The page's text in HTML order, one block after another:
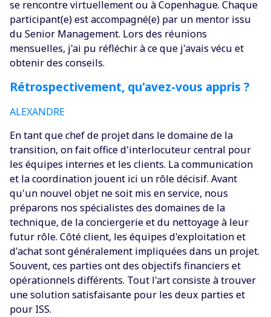
se rencontre virtuellement ou à Copenhague. Chaque
participant(e) est accompagné(e) par un mentor issu
du Senior Management. Lors des réunions
mensuelles, j'ai pu réfléchir à ce que j'avais vécu et
obtenir des conseils.
Rétrospectivement, qu'avez-vous appris ?
ALEXANDRE
‍En tant que chef de projet dans le domaine de la
transition, on fait office d'interlocuteur central pour
les équipes internes et les clients. La communication
et la coordination jouent ici un rôle décisif. Avant
qu'un nouvel objet ne soit mis en service, nous
préparons nos spécialistes des domaines de la
technique, de la conciergerie et du nettoyage à leur
futur rôle. Côté client, les équipes d'exploitation et
d'achat sont généralement impliquées dans un projet.
Souvent, ces parties ont des objectifs financiers et
opérationnels différents. Tout l'art consiste à trouver
une solution satisfaisante pour les deux parties et
pour ISS.